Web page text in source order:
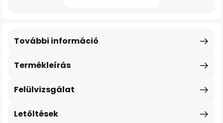
Termékleírás
További információ
Felülvizsgálat
Letöltések